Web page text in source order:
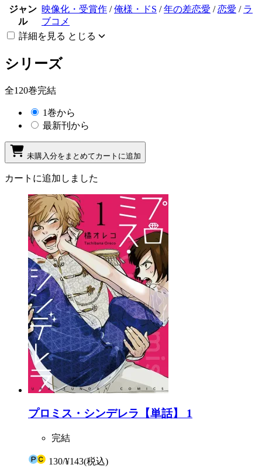
ジャン
ル
映像化・受賞作 /俺様・ドS /年の差恋愛 /恋愛 / ラ
ブコメ
詳細を見る とじる
シリーズ
全120巻完結
1巻から
最新刊から
未購入分をまとめてカートに追加
カートに追加しました
プロミス・シンデレラ【単話】 1
完結
130/¥143(税込)